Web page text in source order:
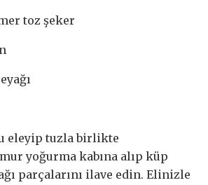
toz şeker
eleyip tuzla birlikte
yoğurma kabına alıp küp
parçalarını ilave edin. Elinizle